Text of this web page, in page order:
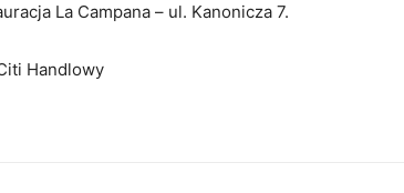
La Campana – ul. Kanonicza 7.
Handlowy